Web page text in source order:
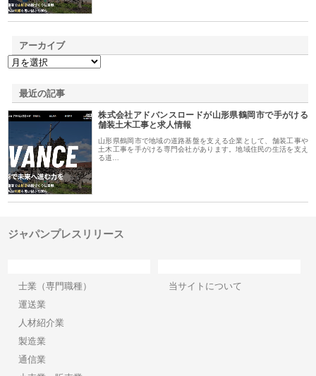
アーカイブ
最近の記事
株式会社アドバンスロードが山形県鶴岡市で手がける
舗装土木工事と求人情報
山形県鶴岡市で地域の道路基盤を支える企業として、舗装工事や
土木工事を手がける専門会社があります。地域住民の生活を支え
る道…
ジャパンプレスリリース
士業（専門職種）
運送業
人材紹介業
製造業
通信業
当サイトについて